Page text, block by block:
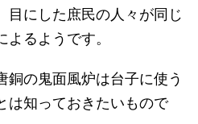
目にした庶民の人々が同じ
るようです。
銅の鬼面風炉は台子に使う
は知っておきたいもので